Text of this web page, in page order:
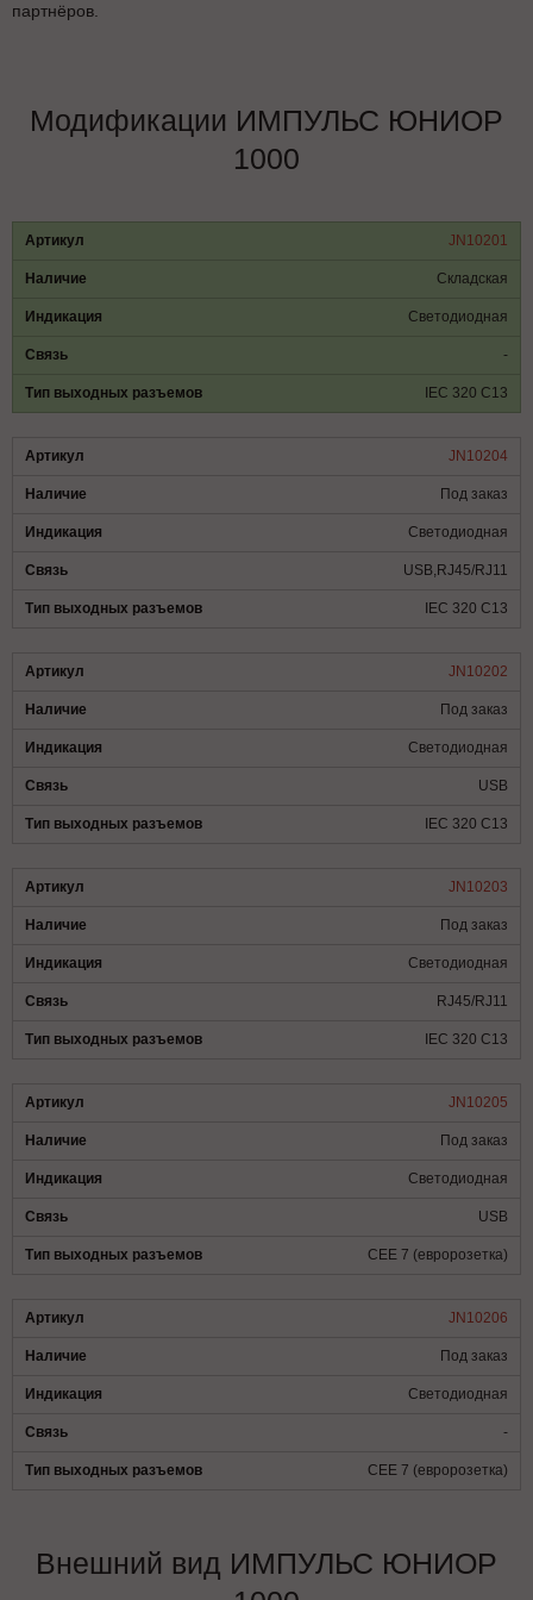
партнёров.
Модификации ИМПУЛЬС ЮНИОР
1000
JN10201
Складская
Светодиодная
-
IEC 320 C13
JN10204
Под заказ
Светодиодная
USB,RJ45/RJ11
IEC 320 C13
JN10202
Под заказ
Светодиодная
USB
IEC 320 C13
JN10203
Под заказ
Светодиодная
RJ45/RJ11
IEC 320 C13
JN10205
Под заказ
Светодиодная
USB
CEE 7 (евророзетка)
JN10206
Под заказ
Светодиодная
-
CEE 7 (евророзетка)
Внешний вид ИМПУЛЬС ЮНИОР